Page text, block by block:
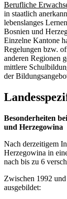
Berufliche
in staatlich
lebenslanges
Bosnien und
Einzelne Kantone
Regelungen bzw.
anderen Regionen
mittlere
der
Besonderheiten
und Herzegowina
Nach derzeitigem
Herzegowina in
nach bis zu 6
Zwischen 1992
ausgebildet: